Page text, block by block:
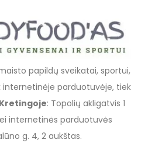
papildų sveikatai, sportui,
internetinėje parduotuvėje, tiek
Kretingoje: Topolių akligatvis 1
internetinės parduotuvės
g. 4, 2 aukštas.